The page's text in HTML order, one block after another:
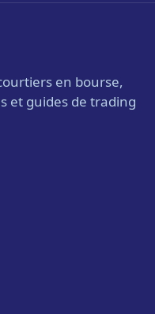
en bourse,
et guides de trading